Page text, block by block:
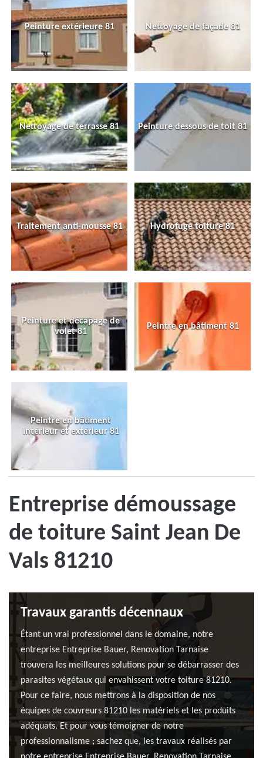
Peinture extérieure 81 Nettoyage de façade 81
Nettoyage de terrasse 81 Peinture dessous de toit 81
Traitement anti-mousse 81 Hydrofuge toiture 81
Peinture et décapage de
volet 81
Peintre en bâtiment 81
Peintre en bâtiment
intérieur et extérieur 81
Entreprise démoussage
de toiture Saint Jean De
Vals 81210
Travaux garantis décennaux
Étant un vrai professionnel dans le domaine, notre
entreprise Entreprise Bauer, Renovation Tarnaise
trouvera les meilleures solutions pour se débarrasser des
parasites végétaux qui envahissent votre toiture 81210.
Pour ce faire, nous mettrons à la disposition de nos
équipes de couvreurs 81210 les matériels et les produits
adéquats. Et pour vous témoigner de notre
professionnalisme ; sachez que, les travaux réalisés par